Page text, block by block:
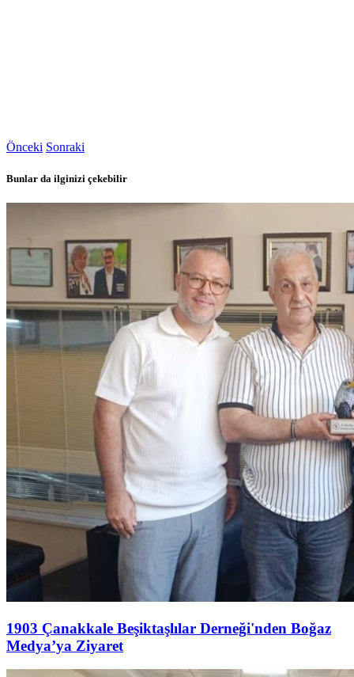
Önceki Sonraki
Bunlar da ilginizi çekebilir
1903 Çanakkale Beşiktaşlılar Derneği'nden Boğaz
Medya’ya Ziyaret